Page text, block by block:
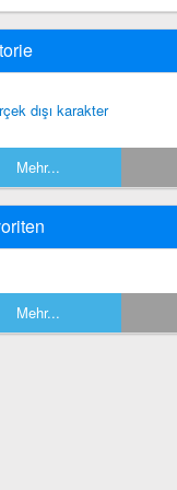
dışı karakter
Mehr...
Mehr...